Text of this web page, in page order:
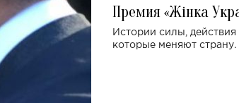
Премия «Жінка
Истории силы, действия
которые меняют страну.